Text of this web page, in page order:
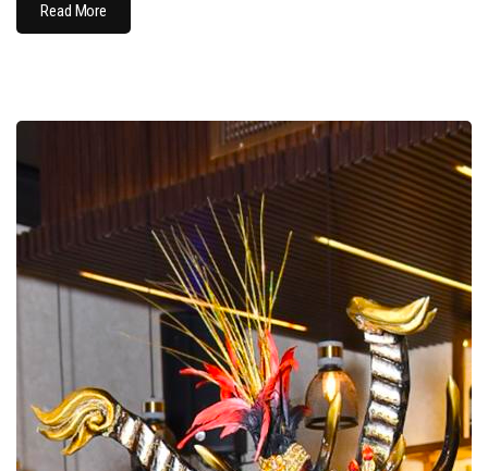
Read More